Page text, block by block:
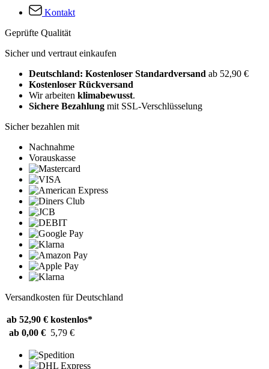
Kontakt
Geprüfte Qualität
Sicher und vertraut einkaufen
Deutschland: Kostenloser Standardversand ab 52,90 €
Kostenloser Rückversand
Wir arbeiten klimabewusst.
Sichere Bezahlung mit SSL-Verschlüsselung
Sicher bezahlen mit
Nachnahme
Vorauskasse
Versandkosten für Deutschland
ab 52,90 € kostenlos*
ab 0,00 € 5,79 €